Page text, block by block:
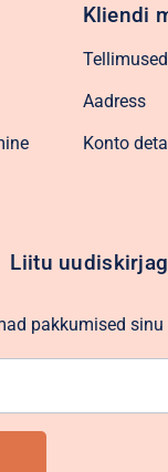
Kliendi
Tellimused
Aadress
Konto
Liitu
pakkumised sinu